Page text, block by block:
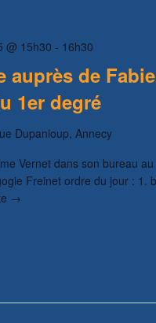
auprès de
1er degré
@ 15h30 - 16h30
Dupanloup, Annecy
Vernet dans son bureau
Freinet ordre du jour : 1.
→